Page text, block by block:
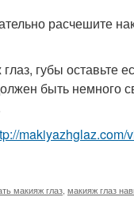
расчешите
губы оставьте
быть немного
макияж глаз макияж глаз